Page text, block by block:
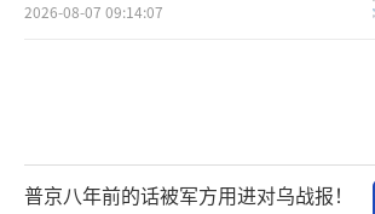
和努力，化解分歧、增进互信，
能走出互利共赢的新局面。
2026-08-07 09:14:07
普京八年前的话被军方用进对乌战报！